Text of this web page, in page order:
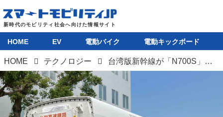
HOME EV 電動バイク 電動キックボード
HOME テクノロジー 台湾版新幹線が「N700S」ベースの新型車両を導入へ。日本車輌製造が台灣高鐵専用モデル「N700ST」を初出荷